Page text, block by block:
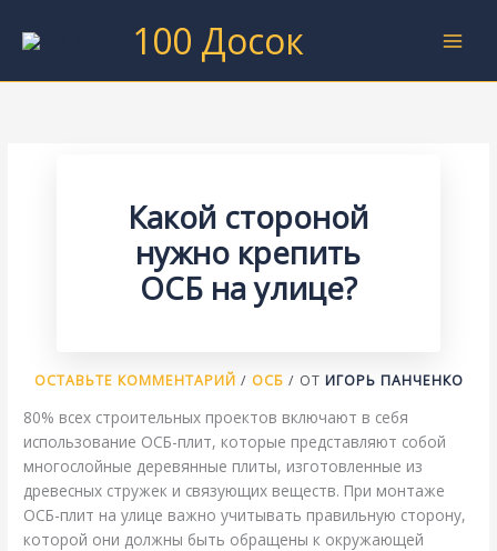
100 Досок
Какой стороной
нужно крепить
ОСБ на улице?
ОСТАВЬТЕ КОММЕНТАРИЙ / ОСБ / ОТ ИГОРЬ ПАНЧЕНКО
80% всех строительных проектов включают в себя
использование ОСБ-плит, которые представляют собой
многослойные деревянные плиты, изготовленные из
древесных стружек и связующих веществ. При монтаже
ОСБ-плит на улице важно учитывать правильную сторону,
которой они должны быть обращены к окружающей